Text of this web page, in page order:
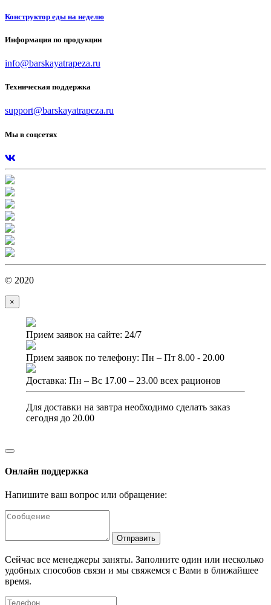
Конструктор еды на неделю
Информация по продукции
info@barskayatrapeza.ru
Техническая поддержка
support@barskayatrapeza.ru
Мы в соцсетях
© 2020
×
Прием заявок на сайте: 24/7
Прием заявок по телефону: Пн – Пт 8.00 - 20.00
Доставка: Пн – Вс 17.00 – 23.00 всех рационов
Для доставки на завтра необходимо сделать заказ
сегодня до 20.00
Онлайн поддержка
Напишите ваш вопрос или обращение:
Отправить
Сейчас все менеджеры заняты. Заполните один или несколько
удобных способов связи и мы свяжемся с Вами в ближайшее
время.